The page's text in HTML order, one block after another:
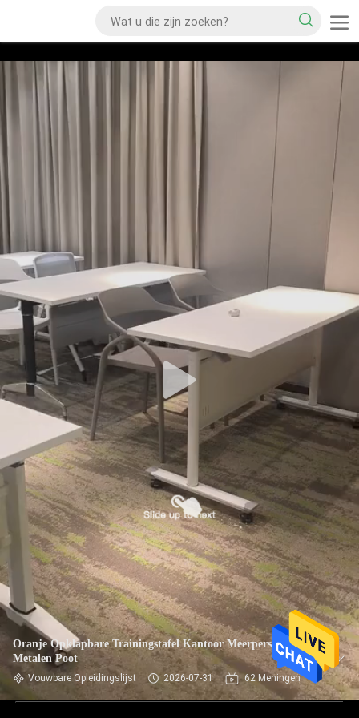
Oranje Opklapbare Trainingstafel Kantoor Meerpersoons
Metalen Poot
Vouwbare Opleidingslijst 2026-07-31 62 Meningen